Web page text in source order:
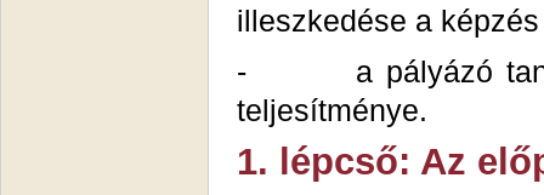
illeszkedése a
- a pályázó
teljesítménye.
1. lépcső: Az